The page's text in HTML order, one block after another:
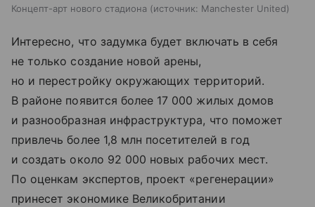
Концепт-арт нового стадиона источник: Manchester United
Интересно, что задумка будет включать в себя
не только создание новой арены,
но и перестройку окружающих территорий.
В районе появится более 17 000 жилых домов
и разнообразная инфраструктура, что поможет
привлечь более 1,8 млн посетителей в год
и создать около 92 000 новых рабочих мест.
По оценкам экспертов, проект «регенерации»
принесет экономике Великобритании